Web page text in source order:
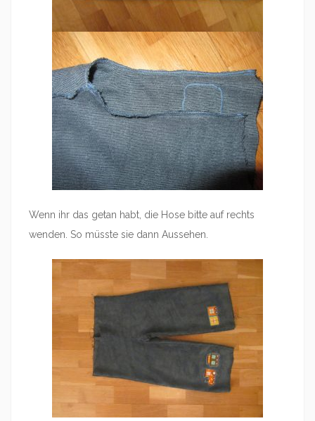
Wenn ihr das getan habt, die Hose bitte auf rechts
wenden. So müsste sie dann Aussehen.